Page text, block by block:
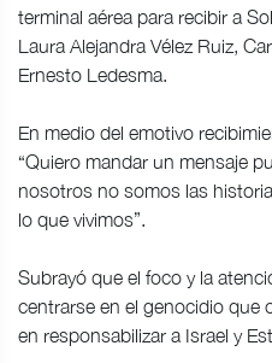
terminal aérea para recibir a
Laura Alejandra Vélez Ruiz,
Ernesto Ledesma.
En medio del emotivo
“Quiero mandar un mensaje
nosotros no somos las
lo que vivimos”.
Subrayó que el foco y la
centrarse en el genocidio que
en responsabilizar a Israel y